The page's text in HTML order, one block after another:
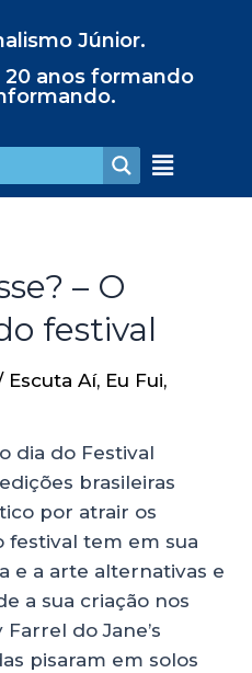
Júnior.
20 anos formando
– O
festival
Escuta Aí, Eu Fui,
dia do Festival
brasileiras
por atrair os
festival tem em sua
e a arte alternativas e
a sua criação nos
Farrel do Jane’s
pisaram em solos